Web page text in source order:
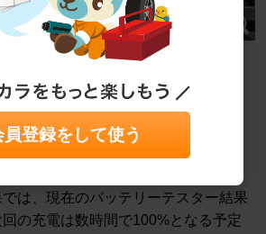
終了時の状態ですが、一度は100%
ス充電)状態を確認したいと考えて
は、現在のバッテリーテスター結果
の充電は数時間で100%となる予定
員登録をして使う